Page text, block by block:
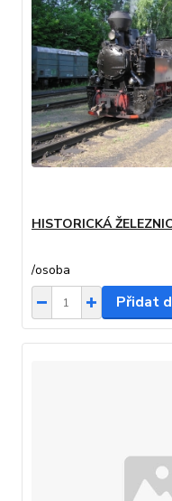
HISTORICKÁ
/osoba
Přidat